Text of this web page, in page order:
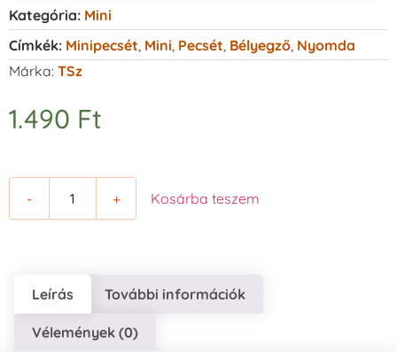
Kategória: Mini
Címkék: Minipecsét Mini Pecsét Bélyegző Nyomda
Márka: TSz
1.490 Ft
- + Kosárba teszem
Leírás További információk
Vélemények (0)